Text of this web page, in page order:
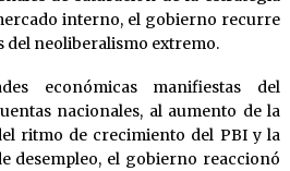
interno, el gobierno recurre
del neoliberalismo extremo.
económicas manifiestas del
nacionales, al aumento de la
ritmo de crecimiento del PBI y la
desempleo, el gobierno reaccionó